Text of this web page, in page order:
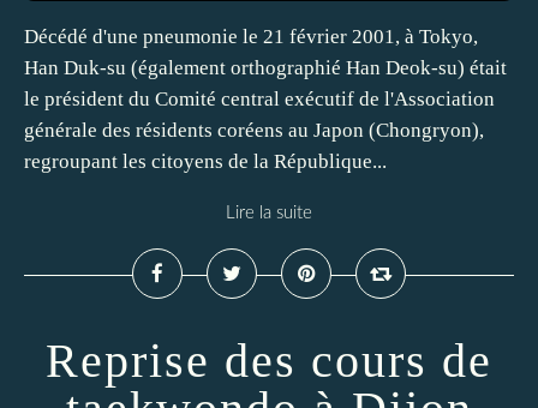
Décédé d'une pneumonie le 21 février 2001, à Tokyo,
Han Duk-su (également orthographié Han Deok-su) était
le président du Comité central exécutif de l'Association
générale des résidents coréens au Japon (Chongryon),
regroupant les citoyens de la République...
Lire la suite
Reprise des cours de